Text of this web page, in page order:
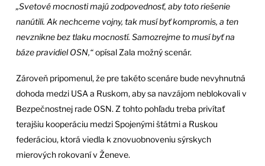
„Svetové mocnosti majú zodpovednosť, aby toto riešenie
nanútili. Ak nechceme vojny, tak musí byť kompromis, a ten
nevznikne bez tlaku mocností. Samozrejme to musí byť na
báze pravidiel OSN,“opísal Zala možný scenár.
Zároveň pripomenul, že pre takéto scenáre bude nevyhnutná
dohoda medzi USA a Ruskom, aby sa navzájom neblokovali v
Bezpečnostnej rade OSN. Z tohto pohľadu treba privítať
terajšiu kooperáciu medzi Spojenými štátmi a Ruskou
federáciou, ktorá viedla k znovuobnoveniu sýrskych
mierových rokovaní v Ženeve.